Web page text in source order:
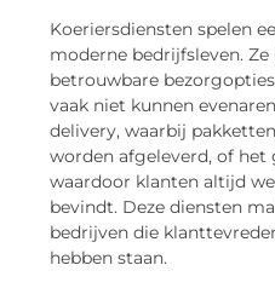
Koeriersdiensten spelen
moderne bedrijfsleven. Ze
betrouwbare
vaak niet kunnen
delivery, waarbij
worden afgeleverd, of
waardoor klanten altijd
bevindt. Deze diensten
bedrijven die
hebben staan.